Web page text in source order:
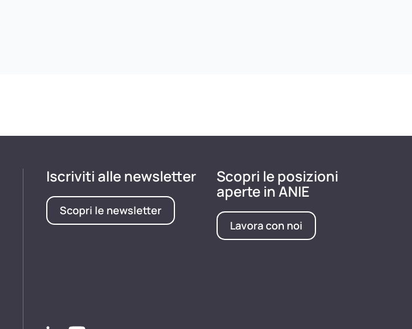
Iscriviti alle newsletter
Scopri le newsletter
Scopri le posizioni
aperte in ANIE
Lavora con noi